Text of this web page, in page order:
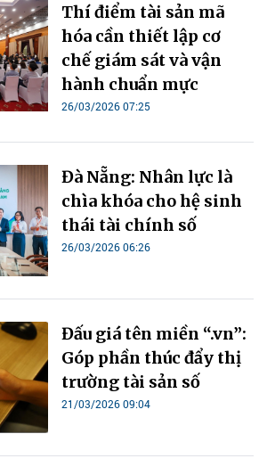
Thí điểm tài sản mã
hóa cần thiết lập cơ
chế giám sát và vận
hành chuẩn mực
26/03/2026 07:25
Đà Nẵng: Nhân lực là
chìa khóa cho hệ sinh
thái tài chính số
26/03/2026 06:26
Đấu giá tên miền “.vn”:
Góp phần thúc đẩy thị
trường tài sản số
21/03/2026 09:04